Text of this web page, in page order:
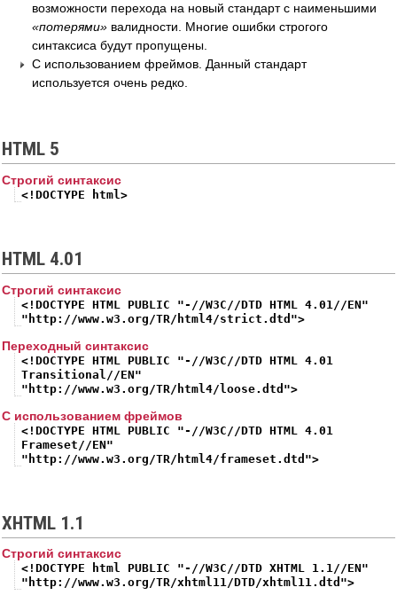
возможности перехода на новый стандарт с наименьшими
потерями
валидности. Многие ошибки строгого
синтаксиса будут пропущены.
С использованием фреймов. Данный стандарт
используется очень редко.
HTML 5
Строгий синтаксис
<!DOCTYPE html>
HTML 4.01
Строгий синтаксис
<!DOCTYPE HTML PUBLIC "-//W3C//DTD HTML 4.01//EN"
"http://www.w3.org/TR/html4/strict.dtd">
Переходный синтаксис
<!DOCTYPE HTML PUBLIC "-//W3C//DTD HTML 4.01
Transitional//EN"
"http://www.w3.org/TR/html4/loose.dtd">
С использованием фреймов
<!DOCTYPE HTML PUBLIC "-//W3C//DTD HTML 4.01
Frameset//EN"
"http://www.w3.org/TR/html4/frameset.dtd">
XHTML 1.1
Строгий синтаксис
<!DOCTYPE html PUBLIC "-//W3C//DTD XHTML 1.1//EN"
"http://www.w3.org/TR/xhtml11/DTD/xhtml11.dtd">